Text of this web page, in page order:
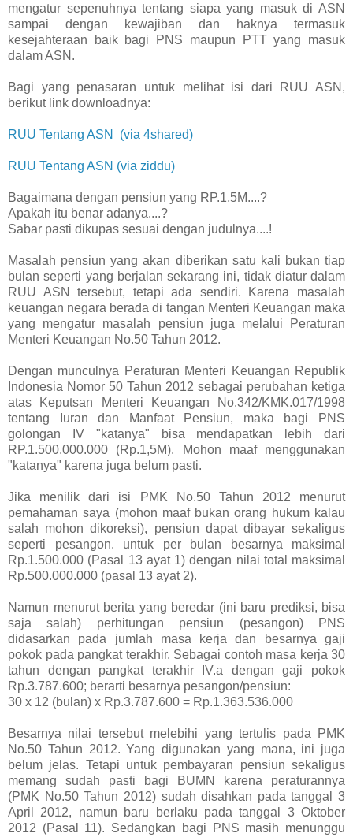
mengatur sepenuhnya tentang siapa yang masuk di ASN
sampai dengan kewajiban dan haknya termasuk
kesejahteraan baik bagi PNS maupun PTT yang masuk
dalam ASN.
Bagi yang penasaran untuk melihat isi dari RUU ASN,
berikut link downloadnya:
RUU Tentang ASN (via 4shared)
RUU Tentang ASN (via ziddu)
Bagaimana dengan pensiun yang RP.1,5M....?
Apakah itu benar adanya....?
Sabar pasti dikupas sesuai dengan judulnya....!
Masalah pensiun yang akan diberikan satu kali bukan tiap
bulan seperti yang berjalan sekarang ini, tidak diatur dalam
RUU ASN tersebut, tetapi ada sendiri. Karena masalah
keuangan negara berada di tangan Menteri Keuangan maka
yang mengatur masalah pensiun juga melalui Peraturan
Menteri Keuangan No.50 Tahun 2012.
Dengan munculnya Peraturan Menteri Keuangan Republik
Indonesia Nomor 50 Tahun 2012 sebagai perubahan ketiga
atas Keputsan Menteri Keuangan No.342/KMK.017/1998
tentang Iuran dan Manfaat Pensiun, maka bagi PNS
golongan IV "katanya" bisa mendapatkan lebih dari
RP.1.500.000.000 (Rp.1,5M). Mohon maaf menggunakan
"katanya" karena juga belum pasti.
Jika menilik dari isi PMK No.50 Tahun 2012 menurut
pemahaman saya (mohon maaf bukan orang hukum kalau
salah mohon dikoreksi), pensiun dapat dibayar sekaligus
seperti pesangon. untuk per bulan besarnya maksimal
Rp.1.500.000 (Pasal 13 ayat 1) dengan nilai total maksimal
Rp.500.000.000 (pasal 13 ayat 2).
Namun menurut berita yang beredar (ini baru prediksi, bisa
saja salah) perhitungan pensiun (pesangon) PNS
didasarkan pada jumlah masa kerja dan besarnya gaji
pokok pada pangkat terakhir. Sebagai contoh masa kerja 30
tahun dengan pangkat terakhir IV.a dengan gaji pokok
Rp.3.787.600; berarti besarnya pesangon/pensiun:
30 x 12 (bulan) x Rp.3.787.600 = Rp.1.363.536.000
Besarnya nilai tersebut melebihi yang tertulis pada PMK
No.50 Tahun 2012. Yang digunakan yang mana, ini juga
belum jelas. Tetapi untuk pembayaran pensiun sekaligus
memang sudah pasti bagi BUMN karena peraturannya
(PMK No.50 Tahun 2012) sudah disahkan pada tanggal 3
April 2012, namun baru berlaku pada tanggal 3 Oktober
2012 (Pasal 11). Sedangkan bagi PNS masih menunggu